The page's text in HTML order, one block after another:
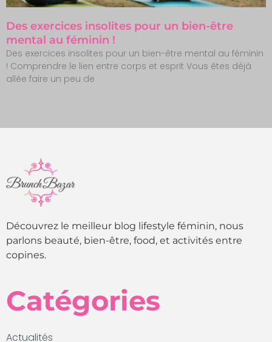
Des exercices insolites pour un bien-être
mental au féminin !
Des exercices insolites pour un bien-être mental au féminin
! Comprendre le lien entre corps et esprit Vous êtes déjà
allée faire un peu de
Découvrez le meilleur blog lifestyle féminin, nous
parlons beauté, bien-être, food, et activités entre
copines.
Catégories
Actualités